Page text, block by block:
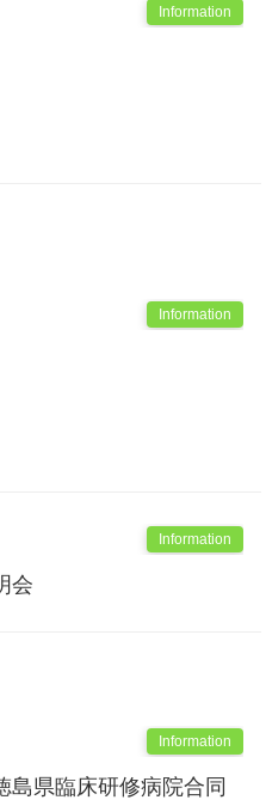
Information
Information
Information
会
Information
島県臨床研修病院合同